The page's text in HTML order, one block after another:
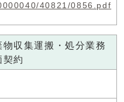
40821/0856.pdf
収集運搬・処分業務
契約